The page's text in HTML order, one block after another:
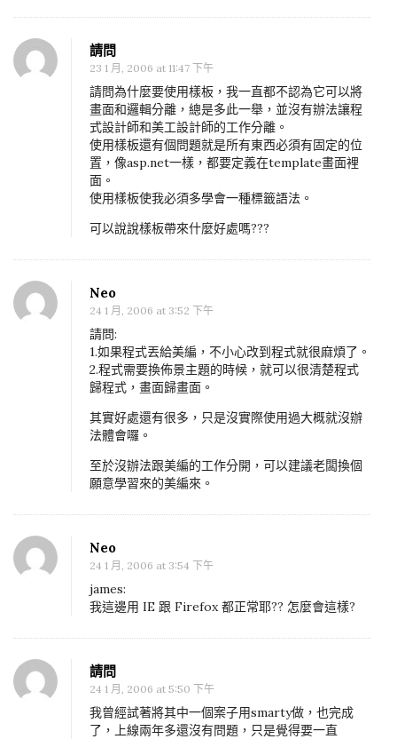
、
o
r
e
a
c
迴
圈
請問
23 1 月, 2006 at 11:47 下午
請問為什麼要使用樣板，我一直都不認為它可以將
畫面和邏輯分離，總是多此一舉，並沒有辦法讓程
式設計師和美工設計師的工作分離。
使用樣板還有個問題就是所有東西必須有固定的位
置，像asp.net一樣，都要定義在template畫面裡
面。
使用樣板使我必須多學會一種標籤語法。
可以說說樣板帶來什麼好處嗎???
Neo
24 1 月, 2006 at 3:52 下午
請問:
1.如果程式丟給美編，不小心改到程式就很麻煩了。
2.程式需要換佈景主題的時候，就可以很清楚程式
歸程式，畫面歸畫面。
其實好處還有很多，只是沒實際使用過大概就沒辦
法體會囉。
至於沒辦法跟美編的工作分開，可以建議老闆換個
願意學習來的美編來。
Neo
24 1 月, 2006 at 3:54 下午
james:
我這邊用 IE 跟 Firefox 都正常耶?? 怎麼會這樣?
請問
24 1 月, 2006 at 5:50 下午
我曾經試著將其中一個案子用smarty做，也完成
了，上線兩年多還沒有問題，只是覺得要一直